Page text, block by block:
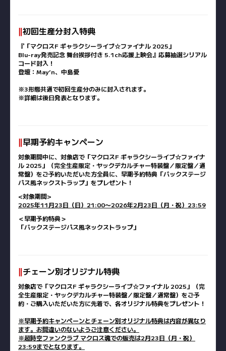
‖初回生産分封入特典
『「マクロスF ギャラクシーライブ☆ファイナル 2025」
Blu-ray発売記念 舞台挨拶付き 5.1ch応援上映会』応募抽選シリアル
コード封入！
登壇：May’n、中島愛
※3形態共通で初回生産分のみに封入されます。
※詳細は後日発表となります。
‖早期予約キャンペーン
対象期間中に、対象店で「マクロスF ギャラクシーライブ☆ファイナ
ル 2025」（完全生産限定・ヤックデカルチャー特装盤／限定盤／通
常盤）をご予約いただいた方全員に、早期予約特典「バックステージ
パス風ネックストラップ」をプレゼント！
<対象期間>
2025年11月23日（日）21:00〜2026年2月23日（月・祝）23:59
＜早期予約特典＞
「バックステージパス風ネックストラップ」
‖チェーン別オリジナル特典
対象店で「マクロスF ギャラクシーライブ☆ファイナル 2025」（完
全生産限定・ヤックデカルチャー特装盤／限定盤／通常盤）をご予
約・ご購入いただいた方に先着で、各オリジナル特典をプレゼント！
※早期予約キャンペーンとチェーン別オリジナル特典は内容が異なり
ます。お間違いのないようご注意ください。
※超時空ファンクラブ マクロス魂での販売は2月23日（月・祝）
23:59までとなります。